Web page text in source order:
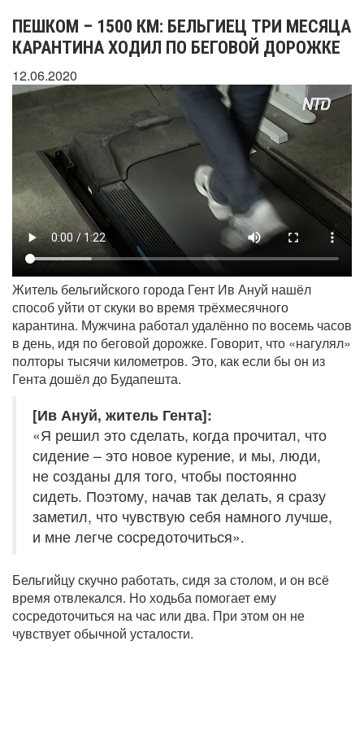
ПЕШКОМ – 1500 КМ: БЕЛЬГИЕЦ ТРИ МЕСЯЦА
КАРАНТИНА ХОДИЛ ПО БЕГОВОЙ ДОРОЖКЕ
12.06.2020
Житель бельгийского города Гент Ив Ануй нашёл
способ уйти от скуки во время трёхмесячного
карантина. Мужчина работал удалённо по восемь часов
в день, идя по беговой дорожке. Говорит, что «нагулял»
полторы тысячи километров. Это, как если бы он из
Гента дошёл до Будапешта.
[Ив Ануй, житель Гента]:
«Я решил это сделать, когда прочитал, что
сидение – это новое курение, и мы, люди,
не созданы для того, чтобы постоянно
сидеть. Поэтому, начав так делать, я сразу
заметил, что чувствую себя намного лучше,
и мне легче сосредоточиться».
Бельгийцу скучно работать, сидя за столом, и он всё
время отвлекался. Но ходьба помогает ему
сосредоточиться на час или два. При этом он не
чувствует обычной усталости.